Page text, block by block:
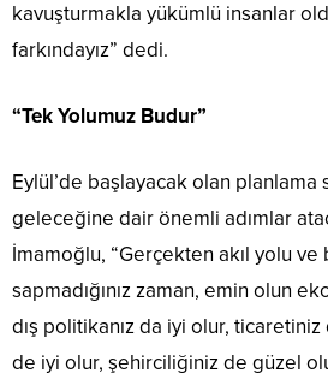
kavuşturmakla yükümlü insanlar
farkındayız” dedi.
“Tek Yolumuz Budur”
Eylül’de başlayacak olan planlama
geleceğine dair önemli adımlar
İmamoğlu, “Gerçekten akıl yolu
sapmadığınız zaman, emin olun
dış politikanız da iyi olur,
de iyi olur, şehirciliğiniz de güzel